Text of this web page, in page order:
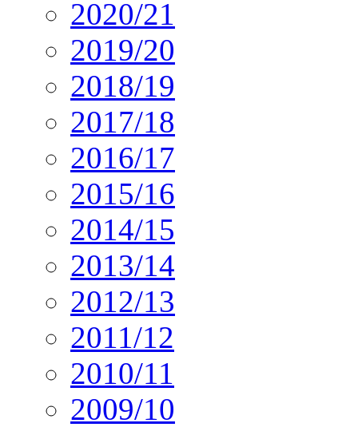
2020/21
2019/20
2018/19
2017/18
2016/17
2015/16
2014/15
2013/14
2012/13
2011/12
2010/11
2009/10